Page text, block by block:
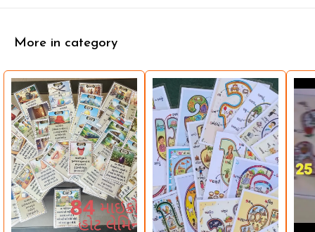
More in category